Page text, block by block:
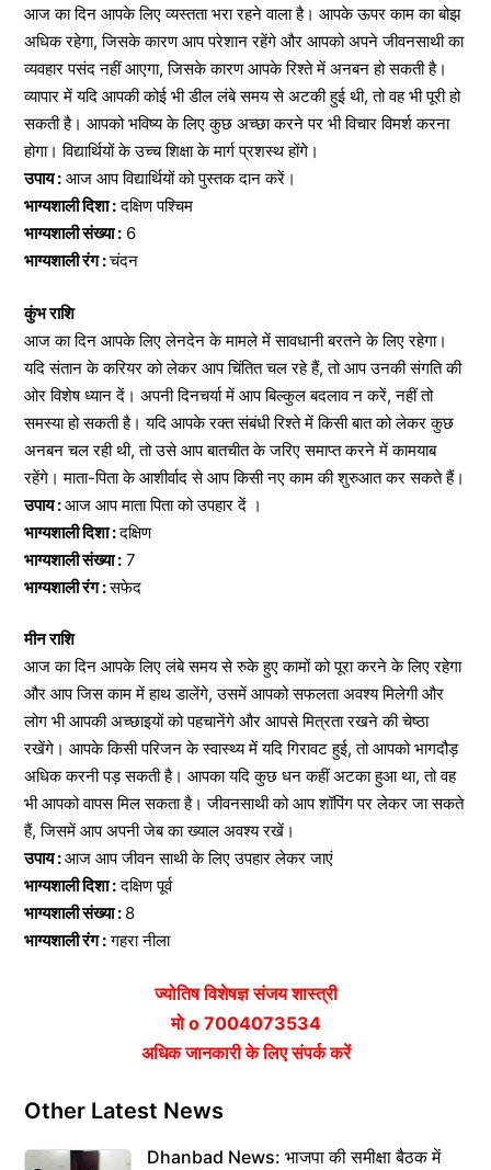
आज का दिन आपके लिए व्यस्तता भरा रहने वाला है। आपके ऊपर काम का बोझ
अधिक रहेगा, जिसके कारण आप परेशान रहेंगे और आपको अपने जीवनसाथी का
व्यवहार पसंद नहीं आएगा, जिसके कारण आपके रिश्ते में अनबन हो सकती है।
व्यापार में यदि आपकी कोई भी डील लंबे समय से अटकी हुई थी, तो वह भी पूरी हो
सकती है। आपको भविष्य के लिए कुछ अच्छा करने पर भी विचार विमर्श करना
होगा। विद्यार्थियों के उच्च शिक्षा के मार्ग प्रशस्थ होंगे।
उपाय : आज आप विद्यार्थियों को पुस्तक दान करें।
भाग्यशाली दिशा :दक्षिण पश्चिम
भाग्यशाली संख्या : 6
भाग्यशाली रंग :चंदन
कुंभ राशि
आज का दिन आपके लिए लेनदेन के मामले में सावधानी बरतने के लिए रहेगा।
यदि संतान के करियर को लेकर आप चिंतित चल रहे हैं, तो आप उनकी संगति की
ओर विशेष ध्यान दें। अपनी दिनचर्या में आप बिल्कुल बदलाव न करें, नहीं तो
समस्या हो सकती है। यदि आपके रक्त संबंधी रिश्ते में किसी बात को लेकर कुछ
अनबन चल रही थी, तो उसे आप बातचीत के जरिए समाप्त करने में कामयाब
रहेंगे। माता-पिता के आशीर्वाद से आप किसी नए काम की शुरुआत कर सकते हैं।
उपाय :आज आप माता पिता को उपहार दें ।
भाग्यशाली दिशा :दक्षिण
भाग्यशाली संख्या : 7
भाग्यशाली रंग :सफेद
मीन राशि
आज का दिन आपके लिए लंबे समय से रुके हुए कामों को पूरा करने के लिए रहेगा
और आप जिस काम में हाथ डालेंगे, उसमें आपको सफलता अवश्य मिलेगी और
लोग भी आपकी अच्छाइयों को पहचानेंगे और आपसे मित्रता रखने की चेष्ठा
रखेंगे। आपके किसी परिजन के स्वास्थ्य में यदि गिरावट हुई, तो आपको भागदौड़
अधिक करनी पड़ सकती है। आपका यदि कुछ धन कहीं अटका हुआ था, तो वह
भी आपको वापस मिल सकता है। जीवनसाथी को आप शॉपिंग पर लेकर जा सकते
हैं, जिसमें आप अपनी जेब का ख्याल अवश्य रखें।
उपाय :आज आप जीवन साथी के लिए उपहार लेकर जाएं
भाग्यशाली दिशा :दक्षिण पूर्व
भाग्यशाली संख्या : 8
भाग्यशाली रंग :गहरा नीला
ज्योतिष विशेषज्ञ संजय शास्त्री
मो o 7004073534
अधिक जानकारी के लिए संपर्क करें
Other Latest News
Dhanbad News: भाजपा की समीक्षा बैठक में